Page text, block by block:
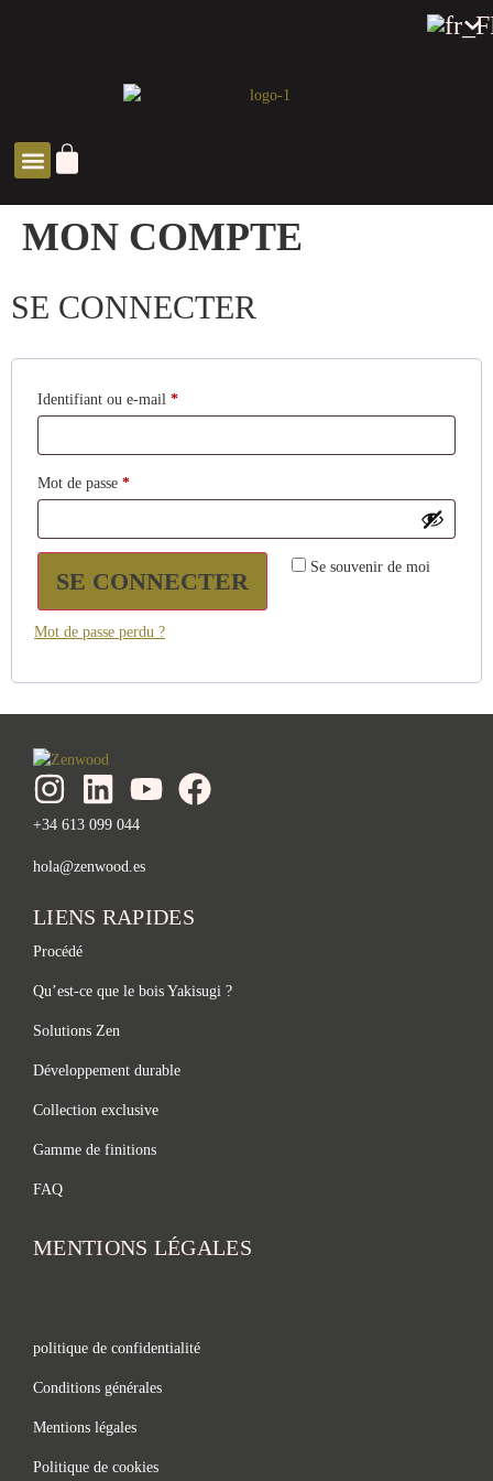
MON COMPTE
SE CONNECTER
Identifiant ou e-mail *
Mot de passe *
Se souvenir de moi
SE CONNECTER
Mot de passe perdu ?
+34 613 099 044
hola@zenwood.es
LIENS RAPIDES
Procédé
Qu’est-ce que le bois Yakisugi ?
Solutions Zen
Développement durable
Collection exclusive
Gamme de finitions
FAQ
MENTIONS LÉGALES
politique de confidentialité
Conditions générales
Mentions légales
Politique de cookies